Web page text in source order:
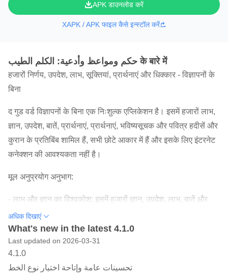
APK डाउनलोड करें
XAPK / APK फाइल कैसे इन्स्टॉल करें
حكم ومواعظ وأدعية: الكلم الطيب के बारे में
हजारों निर्णय, उपदेश, लाभ, सूक्तियां, प्रार्थनाएं और धिक्कार - विज्ञापनों के
बिना
द गुड वर्ड विज्ञापनों के बिना एक निःशुल्क एप्लिकेशन है। इसमें हजारों लाभ,
ज्ञान, उपदेश, बातें, प्रार्थनाएं, प्रार्थनाएं, भविष्यसूचक और पवित्र हदीसें और
कुरान के प्रतिबिंब शामिल हैं, सभी छोटे आकार में हैं और इसके लिए इंटरनेट
कनेक्शन की आवश्यकता नहीं है।
मूल अनुप्रयोग अनुभाग:
- लाभ और ज्ञान का विश्वकोश: इसमें हजारों ज्ञान, उपदेश, लाभ, बातें और
कुरान के प्रतिबिंब शामिल हैं (ध्यान के लिए अंतर्राष्ट्रीय प्राधिकरण से लिया
गया)।
- दुआओं और यादों का विश्वकोश: इसमें यादों के लिए एक व्यापक मार्गदर्शिका
के अलावा, सैकड़ों कुरान और भविष्यवाणी की दुआएं, पूर्ववर्तियों की दुआएं,
अधिक दिखाएं
What's new in the latest 4.1.0
Last updated on 2026-03-31
4.1.0
تحسينات عامة وإتاحة اختيار نوع الخط